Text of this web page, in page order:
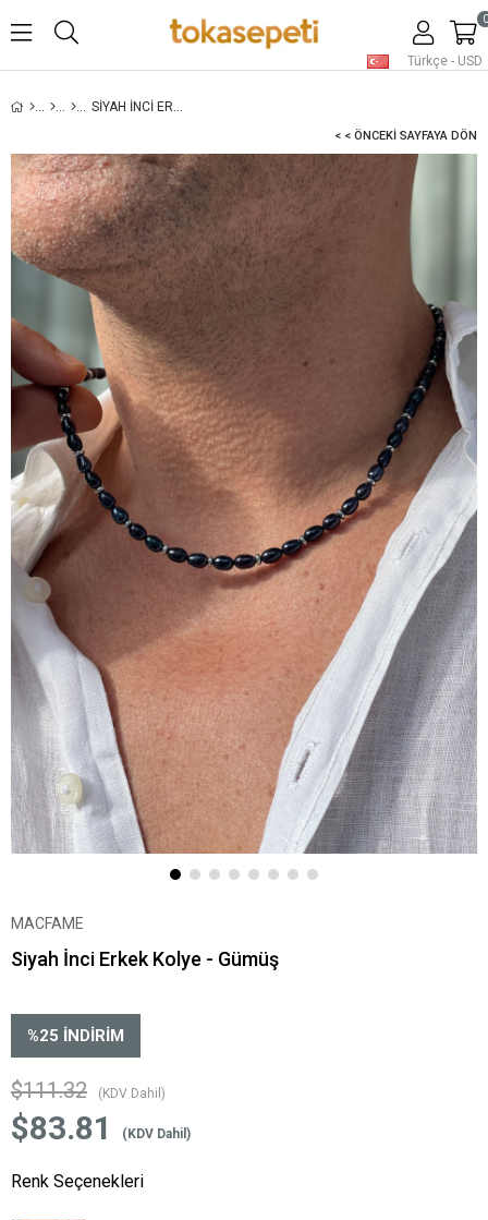
Türkçe - USD
0
SIYAH İNCI ERKEK KOLYE - GÜMÜŞ
< < ÖNCEKI SAYFAYA DÖN
MACFAME
Siyah İnci Erkek Kolye - Gümüş
%25 İNDIRIM
$111.32 (KDV Dahil)
$83.81 (KDV Dahil)
Renk Seçenekleri